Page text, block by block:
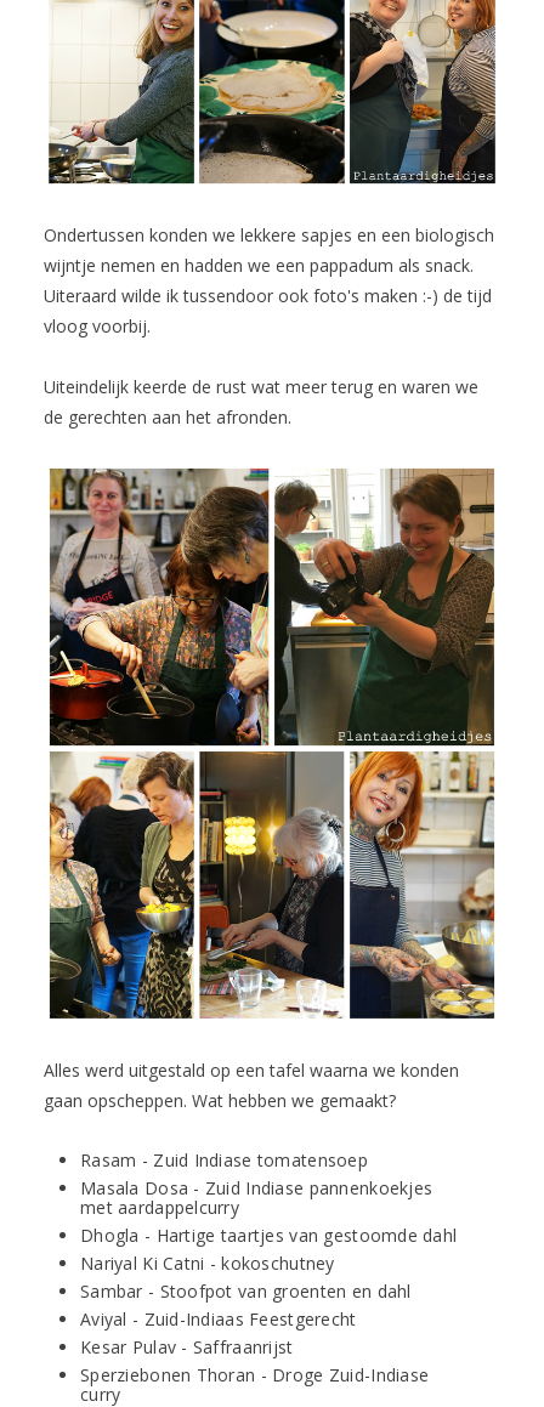
Ondertussen konden we lekkere sapjes en een biologisch
wijntje nemen en hadden we een pappadum als snack.
Uiteraard wilde ik tussendoor ook foto's maken :-) de tijd
vloog voorbij.
Uiteindelijk keerde de rust wat meer terug en waren we
de gerechten aan het afronden.
Alles werd uitgestald op een tafel waarna we konden
gaan opscheppen. Wat hebben we gemaakt?
Rasam - Zuid Indiase tomatensoep
Masala Dosa - Zuid Indiase pannenkoekjes
met aardappelcurry
Dhogla - Hartige taartjes van gestoomde dahl
Nariyal Ki Catni - kokoschutney
Sambar - Stoofpot van groenten en dahl
Aviyal - Zuid-Indiaas Feestgerecht
Kesar Pulav - Saffraanrijst
Sperziebonen Thoran - Droge Zuid-Indiase
curry